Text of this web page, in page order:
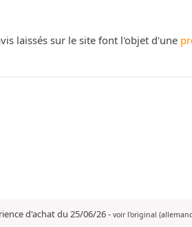
laissés sur le site font l'objet d'une
d'achat du 25/06/26- voir l'original